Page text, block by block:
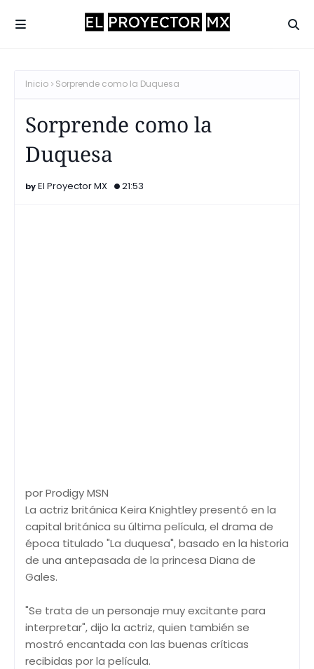
Inicio Sorprende como la Duquesa
Sorprende como la
Duquesa
El Proyector MX 21:53
por Prodigy MSN
La actriz británica Keira Knightley presentó en la
capital británica su última película, el drama de
época titulado "La duquesa", basado en la historia
de una antepasada de la princesa Diana de
Gales.
"Se trata de un personaje muy excitante para
interpretar", dijo la actriz, quien también se
mostró encantada con las buenas críticas
recibidas por la película.